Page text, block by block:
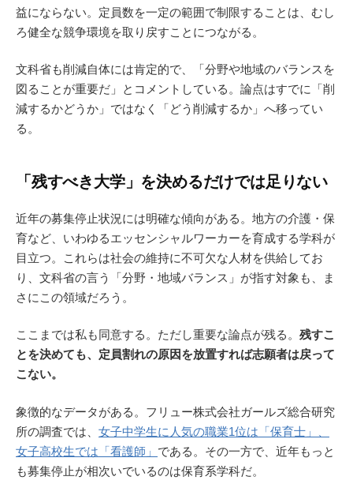
益にならない。定員数を一定の範囲で制限することは、むし
ろ健全な競争環境を取り戻すことにつながる。
文科省も削減自体には肯定的で、「分野や地域のバランスを
図ることが重要だ」とコメントしている。論点はすでに「削
減するかどうか」ではなく「どう削減するか」へ移ってい
る。
「残すべき大学」を決めるだけでは足りない
近年の募集停止状況には明確な傾向がある。地方の介護・保
育など、いわゆるエッセンシャルワーカーを育成する学科が
目立つ。これらは社会の維持に不可欠な人材を供給してお
り、文科省の言う「分野・地域バランス」が指す対象も、ま
さにこの領域だろう。
ここまでは私も同意する。ただし重要な論点が残る。 残すこ
とを決めても、定員割れの原因を放置すれば志願者は戻って
こない。
象徴的なデータがある。フリュー株式会社ガールズ総合研究
所の調査では、 女子中学生に人気の職業1位は「保育士」、
女子高校生では「看護師」 である。その一方で、近年もっと
も募集停止が相次いでいるのは保育系学科だ。